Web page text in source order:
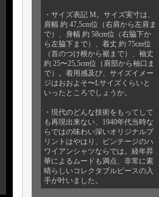
・サイズ表記 M。サイズ実寸は、
肩幅 約 47,5cm位（右肩から左肩ま
で）、身幅 約 58cm位（右脇下か
ら左脇下まで）、着丈 約 75cm位
（首のつけ根から裾まで）、袖丈
約 25〜25,5cm位（肩部から袖口ま
で）。着用感及び、サイズイメー
ジはおおよそ〜Lサイズくらいと
いったところでしょうか。
・現代のどんな技術をもってして
も再現出来ない、1940年代当時な
らではの味わい深いオリジナルプ
リントはやはり、ビンテージのハ
ワイアンシャツならでは。経年昇
華によるムードも満点、非常に素
晴らしいコレクタブルピースの入
手が叶いました。